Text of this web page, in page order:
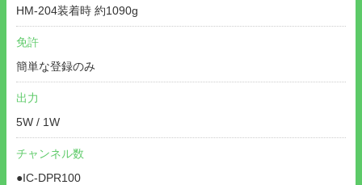
HM-204装着時 約1090g
免許
簡単な登録のみ
出力
5W / 1W
チャンネル数
●IC-DPR100